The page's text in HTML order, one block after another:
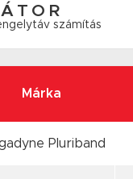
számítás
Márka
Pluriband